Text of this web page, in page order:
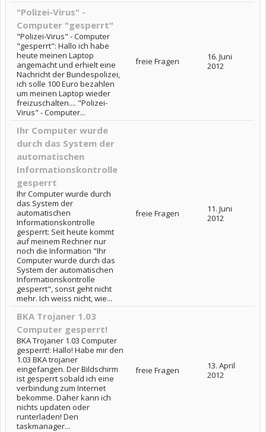
"Polizei-Virus" -
Computer "gesperrt"
"Polizei-Virus" - Computer
"gesperrt": Hallo ich habe
heute meinen Laptop
angemacht und erhielt eine
Nachricht der Bundespolizei,
ich solle 100 Euro bezahlen
um meinen Laptop wieder
freizuschalten.... "Polizei-
Virus" - Computer...
freie Fragen
16. Juni
2012
Ihr Computer wurde
durch das System der
automatischen
Informationskontrolle
gesperrt
Ihr Computer wurde durch
das System der
automatischen
Informationskontrolle
gesperrt: Seit heute kommt
auf meinem Rechner nur
noch die Information "Ihr
Computer wurde durch das
System der automatischen
Informationskontrolle
gesperrt", sonst geht nicht
mehr. Ich weiss nicht, wie...
freie Fragen
11. Juni
2012
BKA Trojaner 1.03
Computer gesperrt!
BKA Trojaner 1.03 Computer
gesperrt!: Hallo! Habe mir den
1.03 BKA trojaner
eingefangen. Der Bildschirm
ist gesperrt sobald ich eine
verbindung zum Internet
bekomme. Daher kann ich
nichts updaten oder
runterladen! Den
taskmanager...
freie Fragen
13. April
2012